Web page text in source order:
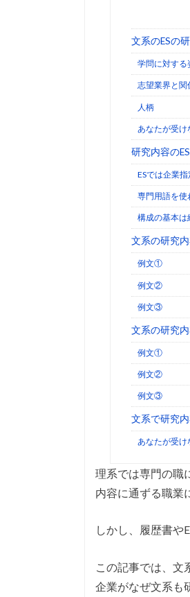
文系のESの
学問に対する
志望業界と関
人柄
あなたが受け
研究内容の
ESでは企業
専門用語を使
構成の基本
文系の研究
例文①
例文②
例文③
文系の研究
例文①
例文②
例文③
文系で研究
あなたが受け
理系では専門の職
内容に通ずる職業
しかし、履歴書や
この記事では、文
企業がなぜ文系も